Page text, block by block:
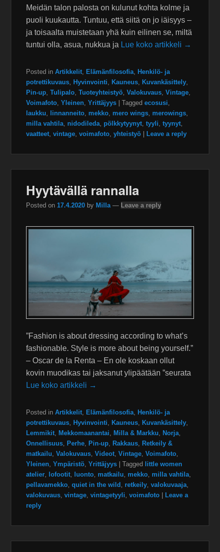
Meidän talon palosta on kulunut kohta kolme ja
puoli kuukautta. Tuntuu, että siitä on jo iäisyys –
ja toisaalta muistetaan yhä kuin eilinen se, miltä
tuntui olla, asua, nukkua ja Lue koko artikkeli →
Posted in Artikkelit, Elämänfilosofia, Henkilö- ja
potrettikuvaus, Hyvinvointi, Kauneus, Kuvankäsittely,
Pin-up,Tulipalo,Tuoteyhteistyö,Valokuvaus,Vintage,
Voimafoto,Yleinen,Yrittäjyys |Tagged ecosusi,
laukku, linnanneito, mekko, mero wings, merowings,
milla vahtila, nidodileda, pölkkytyynyt,tyyli,tyynyt,
vaatteet,vintage,voimafoto,yhteistyö Leave a reply
Hyytävällä rannalla
Posted on 17.4.2020 by Milla — Leave a reply
”Fashion is about dressing according to what’s
fashionable. Style is more about being yourself.”
– Oscar de la Renta – En ole koskaan ollut
kovin muodikas tai jaksanut ylipäätään ”seurata
Lue koko artikkeli →
Posted in Artikkelit, Elämänfilosofia, Henkilö- ja
potrettikuvaus, Hyvinvointi, Kauneus, Kuvankäsittely,
Lemmikit, Mekkomaanantai, Milla & Markku, Norja,
Onnellisuus, Perhe, Pin-up, Rakkaus, Retkeily &
matkailu,Valokuvaus,Videot,Vintage,Voimafoto,
Yleinen,Ympäristö,Yrittäjyys |Tagged
little women
atelier, lofootit, luonto, matkailu, mekko, milla vahtila,
pellavamekko,quiet in the wild , retkeily,valokuvaaja,
valokuvaus,vintage,vintagetyyli,voimafoto
Leave a
reply